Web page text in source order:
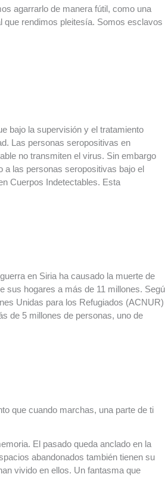
agarrarlo de manera fútil, como una
que rendimos pleitesía. Somos esclavos
bajo la supervisión y el tratamiento
Las personas seropositivas en
no transmiten el virus. Sin embargo
a las personas seropositivas bajo el
Cuerpos Indetectables. Esta
en Siria ha causado la muerte de
sus hogares a más de 11 millones.
Unidas para los Refugiados
de 5 millones de personas, uno de
que cuando marchas, una parte de ti
El pasado queda anclado en la
abandonados también tienen su
vivido en ellos. Un fantasma que